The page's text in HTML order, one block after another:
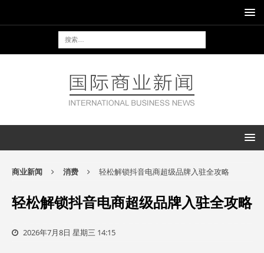
商业新闻 消费 轻松解锁抖音电商超级品牌入驻全攻略
轻松解锁抖音电商超级品牌入驻全攻略
2026年7月8日 星期三 14:15